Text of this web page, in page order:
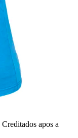
Creditados apos a